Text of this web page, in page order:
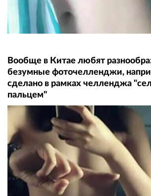
Вообще в Китае любят
безумные фоточелленджи,
сделано в рамках челленджа
пальцем"